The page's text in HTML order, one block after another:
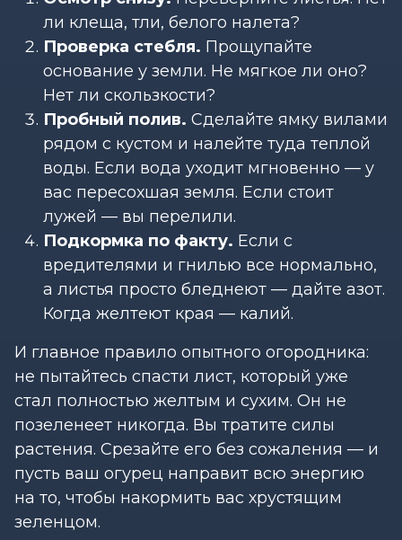
ли клеща, тли, белого налета?
Проверка стебля. Прощупайте
основание у земли. Не мягкое ли оно?
Нет ли скользкости?
Пробный полив. Сделайте ямку вилами
рядом с кустом и налейте туда теплой
воды. Если вода уходит мгновенно — у
вас пересохшая земля. Если стоит
лужей — вы перелили.
Подкормка по факту. Если с
вредителями и гнилью все нормально,
а листья просто бледнеют — дайте азот.
Когда желтеют края — калий.
И главное правило опытного огородника:
не пытайтесь спасти лист, который уже
стал полностью желтым и сухим. Он не
позеленеет никогда. Вы тратите силы
растения. Срезайте его без сожаления — и
пусть ваш огурец направит всю энергию
на то, чтобы накормить вас хрустящим
зеленцом.